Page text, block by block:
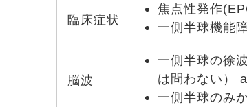
臨床症状
焦点性発作
一側半球機能
脳波
一側半球の徐
は問わない）
一側半球のみ